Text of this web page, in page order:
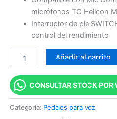
micrófonos TC Helicon
Interruptor de pie
control del rendimiento
Añadir al carrito
CONSULTAR STOCK POR
Categoría: Pedales para voz